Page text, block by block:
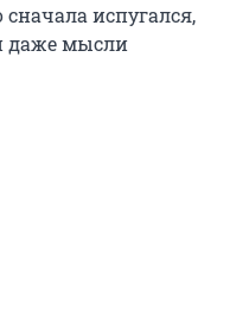
испугался,
даже мысли